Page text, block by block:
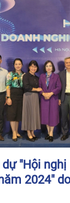
"Hội nghị
2024"